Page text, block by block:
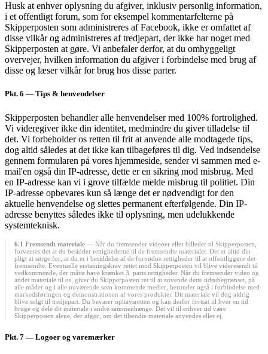
Husk at enhver oplysning du afgiver, inklusiv personlig information,
i et offentligt forum, som for eksempel kommentarfelterne på
Skipperposten som administreres af Facebook, ikke er omfattet af
disse vilkår og administreres af tredjepart, der ikke har noget med
Skipperposten at gøre. Vi anbefaler derfor, at du omhyggeligt
overvejer, hvilken information du afgiver i forbindelse med brug af
disse og læser vilkår for brug hos disse parter.
Pkt. 6 — Tips & henvendelser
Skipperposten behandler alle henvendelser med 100% fortrolighed.
Vi videregiver ikke din identitet, medmindre du giver tilladelse til
det. Vi forbeholder os retten til frit at anvende alle modtagede tips,
dog altid således at det ikke kan tilbageføres til dig. Ved indsendelse
gennem formularen på vores hjemmeside, sender vi sammen med e-
mail'en også din IP-adresse, dette er en sikring mod misbrug. Med
en IP-adresse kan vi i grove tilfælde melde misbrug til politiet. Din
IP-adresse opbevares kun så længe det er nødvendigt for den
aktuelle henvendelse og slettes permanent efterfølgende. Din IP-
adresse benyttes således ikke til oplysning, men udelukkende
systemteknisk.
6.1 Fremsendt materiale — Når du fremsender videoer eller billeder til Skipperposten,
forventes det at du besidder rettighederne til de fremsendte materialer. Det er altid din
pligt at sørge for, at du er i besiddelse af de fornødne rettigheder til at offentliggøre det
fremsendte. Eventuelle erstatningskrav rettet mod Skipperposten vil blive videresendt til
vedkommende, der måtte have krænket 3. parts rettigheder. Når du fremsender video og
andet materiale til os, giver du Skipperposten ret til at anvende dette tidsubegrænset, på
alle måder og i alle nuværende som kommende medier, herunder også i forbindelse med
markedsføringen og demonstrationen af vores produkter. Dit materiale vil dog aldrig
blive solgt til tredjepart. Du bevarer ophavsretten og kan derfor fortsat til hver en tid
bruge og dele dit materiale i andre sammenhænge. Det vil til enhver tid være
Skipperposten alene, der afgør, om det tilsendte materiale anvendes eller ej.
Pkt. 7 — Logoer og varemærker